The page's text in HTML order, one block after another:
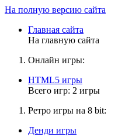
На полную версию сайта
Главная сайта
На главную сайта
Онлайн игры:
HTML5 игры
Всего игр: 2 игры
Ретро игры на 8 bit:
Денди игры